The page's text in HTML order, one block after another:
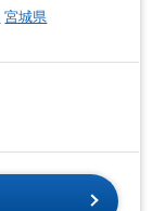
宮城県